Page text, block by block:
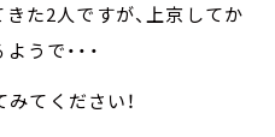
た2人ですが、上京してか
うで・・・
てください！